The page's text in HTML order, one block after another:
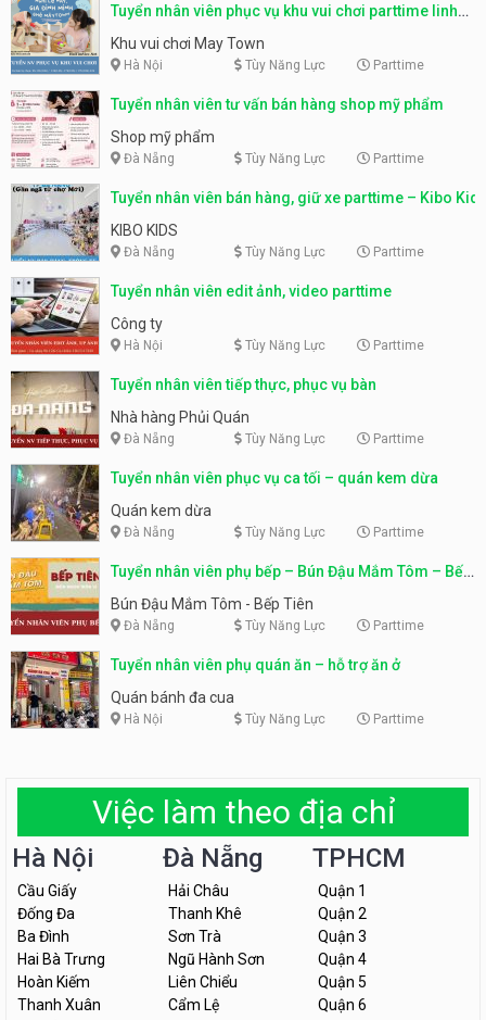
Tuyển nhân viên phục vụ khu vui chơi parttime linh
động
Khu vui chơi May Town
Hà Nội Tùy Năng Lực Parttime
Tuyển nhân viên tư vấn bán hàng shop mỹ phẩm
Shop mỹ phẩm
Đà Nẵng Tùy Năng Lực Parttime
Tuyển nhân viên bán hàng, giữ xe parttime – Kibo Kid
KIBO KIDS
Đà Nẵng Tùy Năng Lực Parttime
Tuyển nhân viên edit ảnh, video parttime
Công ty
Hà Nội Tùy Năng Lực Parttime
Tuyển nhân viên tiếp thực, phục vụ bàn
Nhà hàng Phủi Quán
Đà Nẵng Tùy Năng Lực Parttime
Tuyển nhân viên phục vụ ca tối – quán kem dừa
Quán kem dừa
Đà Nẵng Tùy Năng Lực Parttime
Tuyển nhân viên phụ bếp – Bún Đậu Mắm Tôm – Bếp
Tiên
Bún Đậu Mắm Tôm - Bếp Tiên
Đà Nẵng Tùy Năng Lực Parttime
Tuyển nhân viên phụ quán ăn – hỗ trợ ăn ở
Quán bánh đa cua
Hà Nội Tùy Năng Lực Parttime
Việc làm theo địa chỉ
Hà Nội
Cầu Giấy
Đống Đa
Ba Đình
Hai Bà Trưng
Hoàn Kiếm
Thanh Xuân
Đà Nẵng
Hải Châu
Thanh Khê
Sơn Trà
Ngũ Hành Sơn
Liên Chiểu
Cẩm Lệ
TPHCM
Quận 1
Quận 2
Quận 3
Quận 4
Quận 5
Quận 6